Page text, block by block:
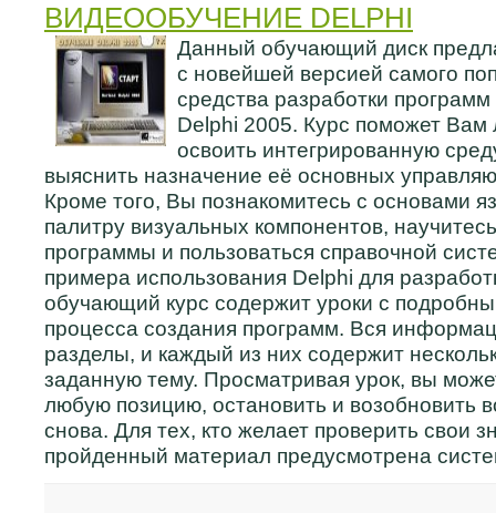
ВИДЕООБУЧЕНИЕ DELPHI
Данный обучающий диск
с новейшей версией самого
средства разработки
Delphi 2005. Курс поможет Вам
освоить интегрированную
выяснить назначение её основных
Кроме того, Вы познакомитесь с основами
палитру визуальных компонентов,
программы и пользоваться справочной
примера использования Delphi для
обучающий курс содержит уроки с
процесса создания программ. Вся
разделы, и каждый из них содержит
заданную тему. Просматривая урок, вы
любую позицию, остановить и возобновить
снова. Для тех, кто желает проверить свои
пройденный материал предусмотрена